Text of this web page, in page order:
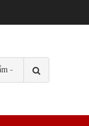
KIẾM